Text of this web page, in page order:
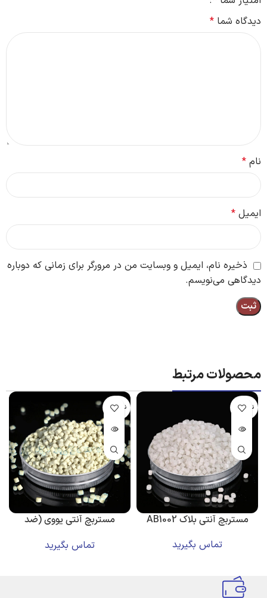
دیدگاه شما *
نام *
ایمیل *
ذخیره نام، ایمیل و وبسایت من در مرورگر برای زمانی که دوباره
دیدگاهی می‌نویسم.
محصولات مرتبط
ناموجود
مستربچ آنتی بلاک AB1002
تماس بگیرید
ناموجود
مستربچ آنتی یووی (ضد
تماس بگیرید